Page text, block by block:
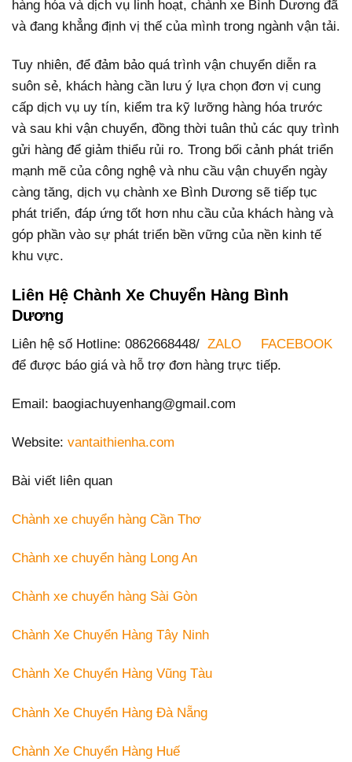
hàng hóa và dịch vụ linh hoạt, chành xe Bình Dương đã
và đang khẳng định vị thế của mình trong ngành vận tải.
Tuy nhiên, để đảm bảo quá trình vận chuyển diễn ra
suôn sẻ, khách hàng cần lưu ý lựa chọn đơn vị cung
cấp dịch vụ uy tín, kiểm tra kỹ lưỡng hàng hóa trước
và sau khi vận chuyển, đồng thời tuân thủ các quy trình
gửi hàng để giảm thiểu rủi ro. Trong bối cảnh phát triển
mạnh mẽ của công nghệ và nhu cầu vận chuyển ngày
càng tăng, dịch vụ chành xe Bình Dương sẽ tiếp tục
phát triển, đáp ứng tốt hơn nhu cầu của khách hàng và
góp phần vào sự phát triển bền vững của nền kinh tế
khu vực.
Liên Hệ Chành Xe Chuyển Hàng Bình
Dương
Liên hệ số Hotline: 0862668448/ ZALO
FACEBOOK
để được báo giá và hỗ trợ đơn hàng trực tiếp.
Email: baogiachuyenhang@gmail.com
Website: vantaithienha.com
Bài viết liên quan
Chành xe chuyển hàng Cần Thơ
Chành xe chuyển hàng Long An
Chành xe chuyển hàng Sài Gòn
Chành Xe Chuyển Hàng Tây Ninh
Chành Xe Chuyển Hàng Vũng Tàu
Chành Xe Chuyển Hàng Đà Nẵng
Chành Xe Chuyển Hàng Huế